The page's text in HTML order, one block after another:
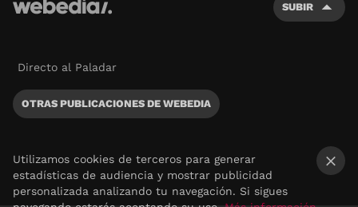
SUBIR
Directo al Paladar
OTRAS PUBLICACIONES DE WEBEDIA
Utilizamos cookies de terceros para generar
estadísticas de audiencia y mostrar publicidad
personalizada analizando tu navegación. Si sigues